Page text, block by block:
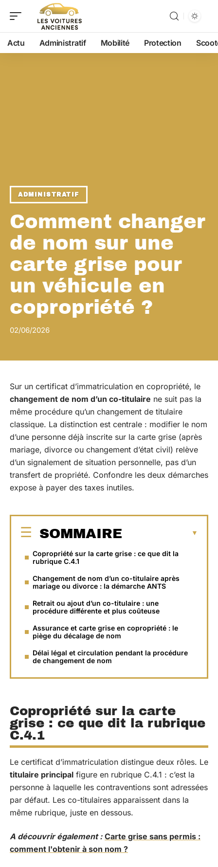
Actu Administratif Mobilité Protection
ADMINISTRATIF
Comment changer
de nom sur une
carte grise pour
un véhicule en
copropriété ?
02/06/2026
Sur un certificat d’immatriculation en copropriété, le
changement de nom d’un co-titulaire ne suit pas la
même procédure qu’un changement de titulaire
classique. La distinction est centrale : modifier le nom
d’une personne déjà inscrite sur la carte grise (après
mariage, divorce ou changement d’état civil) relève
d’un signalement de situation personnelle, pas d’un
transfert de propriété. Confondre les deux démarches
expose à payer des taxes inutiles.
SOMMAIRE
Copropriété sur la carte grise : ce que dit la
rubrique C.4.1
Changement de nom d’un co-titulaire après
mariage ou divorce : la démarche ANTS
Retrait ou ajout d’un co-titulaire : une
procédure différente et plus coûteuse
Assurance et carte grise en copropriété : le
piège du décalage de nom
Délai légal et circulation pendant la procédure
de changement de nom
Copropriété sur la carte
grise : ce que dit la rubrique
C.4.1
Le certificat d’immatriculation distingue deux rôles. Le
titulaire principal figure en rubrique C.4.1 : c’est la
personne à laquelle les contraventions sont adressées
par défaut. Les co-titulaires apparaissent dans la
même rubrique, juste en dessous.
A découvrir également : Carte grise sans permis :
comment l'obtenir à son nom ?